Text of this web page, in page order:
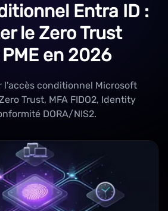
Entra ID :
le Zero Trust
en 2026
l'accès conditionnel Microsoft
Trust, MFA FIDO2, Identity
DORA/NIS2.